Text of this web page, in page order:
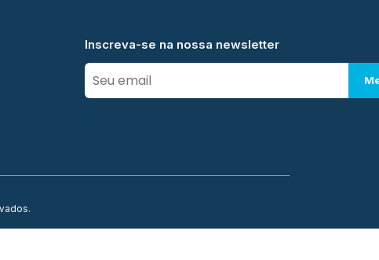
Inscreva-se na nossa newsletter